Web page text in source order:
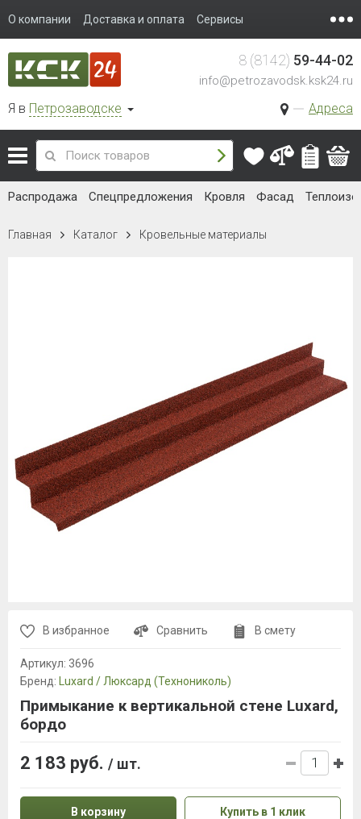
О компании Доставка и оплата Сервисы
Я в Петрозаводске Адреса
8 (8142) 59-44-02
info@petrozavodsk.ksk24.ru
Распродажа Спецпредложения Кровля Фасад
Главная Каталог Кровельные материалы
В избранное Сравнить В смету
Артикул: 3696
Бренд:
Luxard / Люксард (Технониколь)
Примыкание к вертикальной стене Luxard,
бордо
2 183 руб. / шт.
В корзину Купить в 1 клик